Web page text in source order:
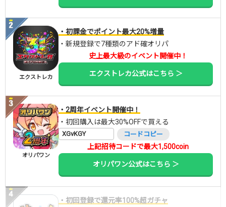
エクストレカ
・初課金でポイント最大20%増量
・新規登録で7種類のアド確オリパ
史上最大級のイベント開催中！
エクストレカ公式はこちら ＞
オリパワン
・2周年イベント開催中！
・初回購入は最大30%OFFで買える
XGvKGY コードコピー
上記招待コードで最大1,500coin
オリパワン公式はこちら ＞
・初回登録で還元率100%超ガチャ